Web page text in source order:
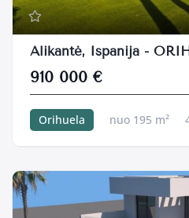
Alikantė, Ispanija -
910 000 €
Orihuela nuo 195 m²